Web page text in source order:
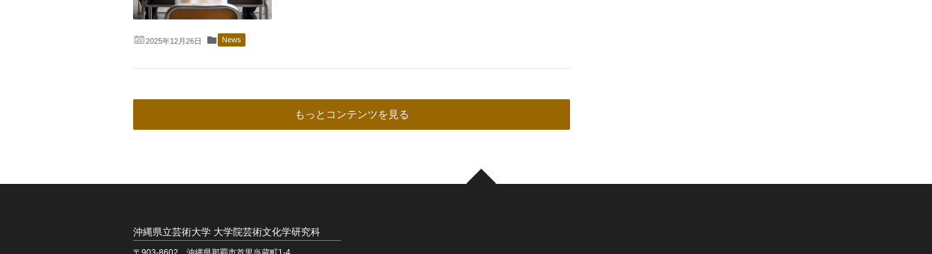
2025年12月26日 News
もっとコンテンツを見る
沖縄県立芸術大学 大学院芸術文化学研究科